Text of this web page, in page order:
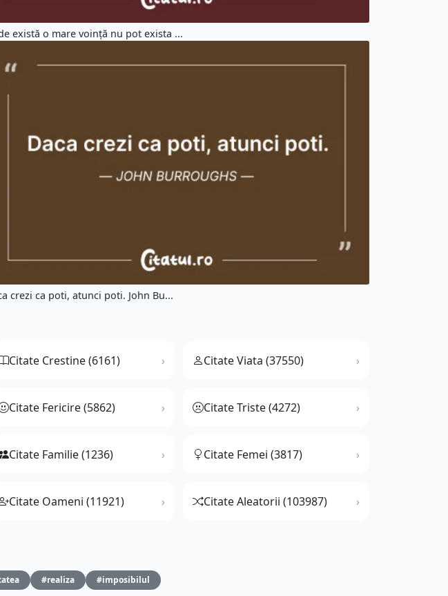
există o mare voinţă nu pot exista ...
crezi ca poti, atunci poti. John Bu...
Citate Crestine (6161) Citate Viata (37550)
Citate Fericire (5862) Citate Triste (4272)
Citate Familie (1236) Citate Femei (3817)
Citate Oameni (11921) Citate Aleatorii (103987)
#realiza #imposibilul